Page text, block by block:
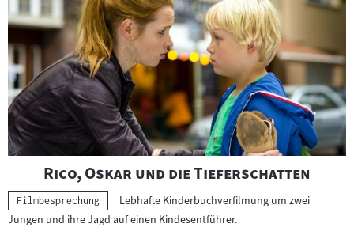
"
Rico, Oskar und die Tieferschatten
Kategorie:
Filmbesprechung
Lebhafte Kinderbuchverfilmung um zwei
Jungen und ihre Jagd auf einen Kindesentführer.